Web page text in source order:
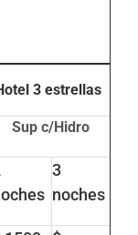
3 estrellas
Sup c/Hidro
3
noches